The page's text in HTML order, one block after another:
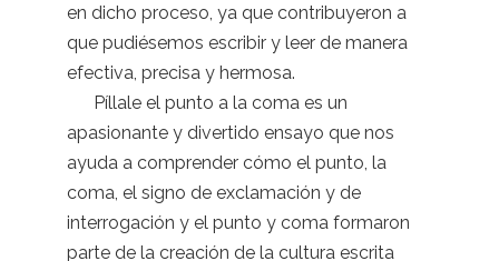
en dicho proceso, ya que contribuyeron a
que pudiésemos escribir y leer de manera
efectiva, precisa y hermosa.
Píllale el punto a la coma es un
apasionante y divertido ensayo que nos
ayuda a comprender cómo el punto, la
coma, el signo de exclamación y de
interrogación y el punto y coma formaron
parte de la creación de la cultura escrita